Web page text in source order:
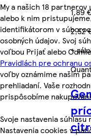
My a našich 18
alebo k nim
identifikátorom v
osobných údajov. Svoj
voľbou Prijať alebo
Pravidlách pre ochranu
voľby oznámime našim
prehliadaní. Vaše
prispôsobíme
Svoje nastavenia
Nastavenia cookies v
1,89
2,52
+